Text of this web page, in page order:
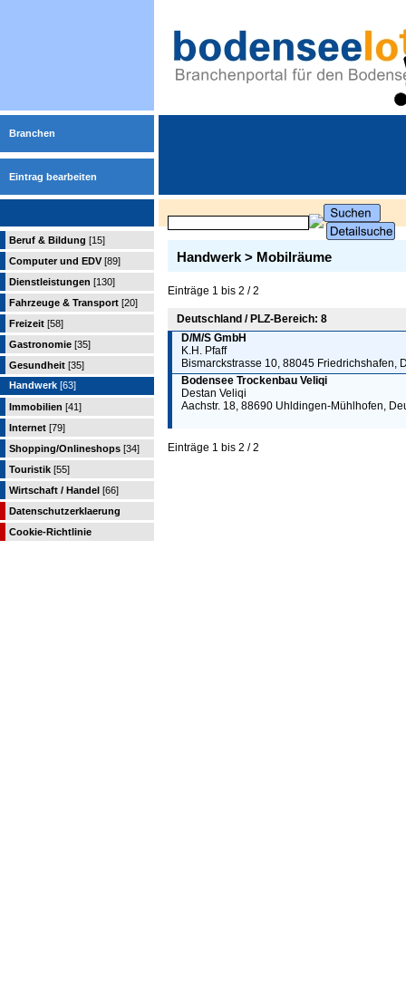
Branchen
Eintrag bearbeiten
Beruf & Bildung [15]
Computer und EDV [89]
Dienstleistungen [130]
Fahrzeuge & Transport [20]
Freizeit [58]
Gastronomie [35]
Gesundheit [35]
Handwerk [63]
Immobilien [41]
Internet [79]
Shopping/Onlineshops [34]
Touristik [55]
Wirtschaft / Handel [66]
Datenschutzerklaerung
Cookie-Richtlinie
Handwerk > Mobilräume
Einträge 1 bis 2 / 2
Deutschland / PLZ-Bereich: 8
D/M/S GmbH
K.H. Pfaff
Bismarckstrasse 10, 88045 Friedrichshafen,
Bodensee Trockenbau Veliqi
Destan Veliqi
Aachstr. 18, 88690 Uhldingen-Mühlhofen,
Einträge 1 bis 2 / 2